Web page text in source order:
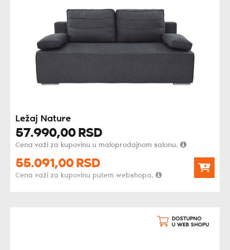
Ležaj Nature
57.990,00 RSD
Cena važi za kupovinu u maloprodajnom salonu.
55.091,00 RSD
Cena važi za kupovinu putem webshopa.